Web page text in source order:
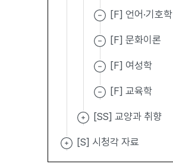
[F] 언어·기호학
[F] 문화이론
[F] 여성학
[F] 교육학
[SS] 교양과 취향
[S] 시청각 자료